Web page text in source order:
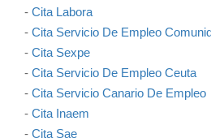
- Cita Labora
- Cita Servicio De Empleo
- Cita Sexpe
- Cita Servicio De Empleo Ceuta
- Cita Servicio Canario De Empleo
- Cita Inaem
- Cita Sae